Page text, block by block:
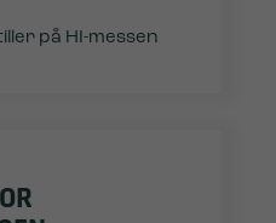
på HI-messen